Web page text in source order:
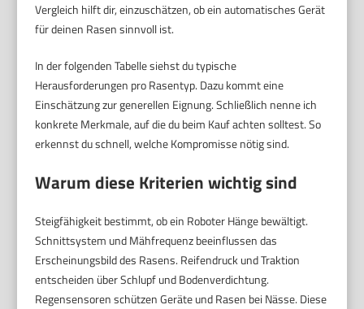
Vergleich hilft dir, einzuschätzen, ob ein automatisches Gerät
für deinen Rasen sinnvoll ist.
In der folgenden Tabelle siehst du typische
Herausforderungen pro Rasentyp. Dazu kommt eine
Einschätzung zur generellen Eignung. Schließlich nenne ich
konkrete Merkmale, auf die du beim Kauf achten solltest. So
erkennst du schnell, welche Kompromisse nötig sind.
Warum diese Kriterien wichtig sind
Steigfähigkeit bestimmt, ob ein Roboter Hänge bewältigt.
Schnittsystem und Mähfrequenz beeinflussen das
Erscheinungsbild des Rasens. Reifendruck und Traktion
entscheiden über Schlupf und Bodenverdichtung.
Regensensoren schützen Geräte und Rasen bei Nässe. Diese